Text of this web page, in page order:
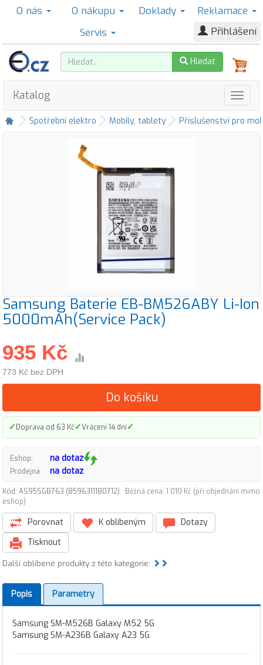
O nás O nákupu Doklady
Reklamace
Servis
Přihlášení
Hledat
Katalog
Spotřební elektro Mobily, tablety Příslušenství pro
Samsung Baterie EB-BM526ABY Li-Ion
5000mAh(Service Pack)
935 Kč
773 Kč bez DPH
Do košíku
✓Doprava od 63 Kč✓Vrácení 14 dní✓
Eshop: na dotaz
Prodejna: na dotaz
Kód: AS95SGB763 (8596311180712)
Běžná cena: 1 010 Kč (při objednání mimo
eshop)
Porovnat K oblíbeným
Dotazy
Tisknout
Další oblíbené produkty z této kategorie:
Popis Parametry
Samsung SM-M526B Galaxy M52 5G
Samsung SM-A236B Galaxy A23 5G